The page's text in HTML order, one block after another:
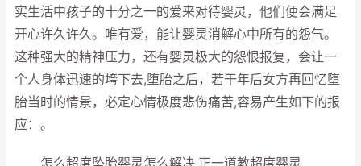
实生活中孩子的十分之一的爱来对待婴灵，他们便会满足
开心许久许久。唯有爱，能让婴灵消解心中所有的怨气。
这种强大的精神压力，还有婴灵极大的怨恨报复，会让一
个人身体迅速的垮下去,堕胎之后，若干年后女方再回忆堕
胎当时的情景，必定心情极度悲伤痛苦,容易产生如下的报
应：。